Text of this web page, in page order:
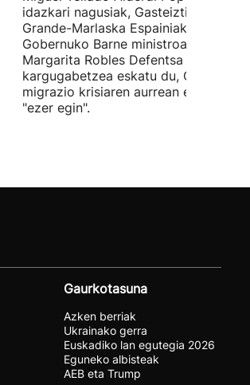
idazkari nagusiak, Gasteiztik,
Grande-Marlaska Espainiako
Gobernuko Barne ministroa eta
Margarita Robles Defentsa ministroa
kargugabetzea eskatu du, Ceutako
migrazio krisiaren aurrean ez
"ezer egin".
Gaurkotasuna
Azken berriak
Ukrainako gerra
Euskadiko lan egutegia 2026
Eguneko albisteak
AEB eta Trump